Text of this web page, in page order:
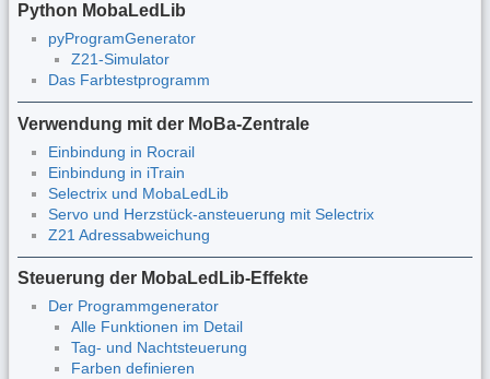
Python MobaLedLib
pyProgramGenerator
Z21-Simulator
Das Farbtestprogramm
Verwendung mit der MoBa-Zentrale
Einbindung in Rocrail
Einbindung in iTrain
Selectrix und MobaLedLib
Servo und Herzstück-ansteuerung mit Selectrix
Z21 Adressabweichung
Steuerung der MobaLedLib-Effekte
Der Programmgenerator
Alle Funktionen im Detail
Tag- und Nachtsteuerung
Farben definieren